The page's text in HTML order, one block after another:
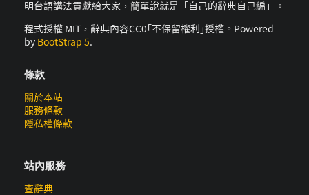
明台語講法貢獻給大家，簡單說就是「自己的辭典自己編」。
程式授權 MIT，辭典內容CC0｢不保留權利｣授權。Powered
by BootStrap 5.
條款
關於本站
服務條款
隱私權條款
站內服務
查辭典